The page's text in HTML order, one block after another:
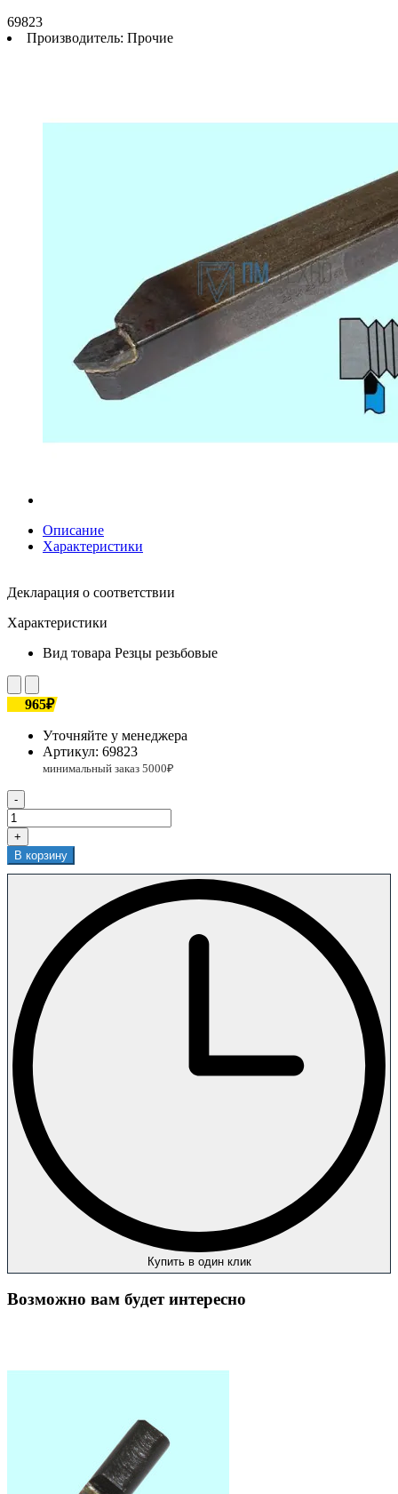
69823
Производитель: Прочие
Описание
Характеристики
Декларация о соответствии
Характеристики
Вид товара Резцы резьбовые
965₽
Уточняйте у менеджера
Артикул: 69823
-
+
В корзину
Купить в один клик
Возможно вам будет интересно